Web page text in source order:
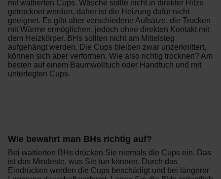
mit wattierten Cups. Wäsche sollte nicht in direkter Hitze
getrocknet werden, daher ist die Heizung dafür nicht
geeignet. Es gibt aber verschiedene Aufsätze, die Trocken
mit Wärme ermöglichen, jedoch ohne direkten Kontakt mit
dem Heizkörper. BHs sollten nicht am Mittelsteg
aufgehängt werden. Die Cups bleiben zwar unzerknittert,
können sich aber verformen. Wie also richtig trocknen? Am
besten auf einem Baumwolltuch oder Handtuch und mit
unterlegten Cups.
Wie bewahrt man BHs richtig auf?
Bei wattierten BHs drücken Sie niemals die Cups ein. Das
ist das Mindeste, was Sie tun können. Durch das
Eindrücken werden die Cups beschädigt und bei längerer